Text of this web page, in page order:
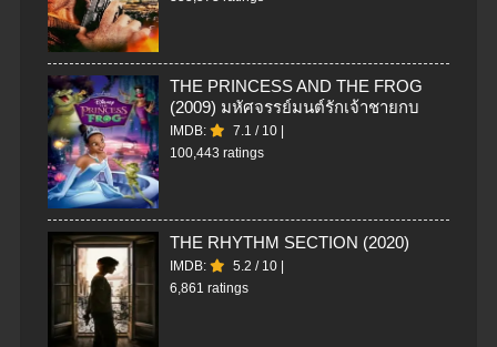
THE PRINCESS AND THE FROG
(2009) มหัศจรรย์มนต์รักเจ้าชายกบ
IMDB: 7.1 / 10
100,443 ratings
THE RHYTHM SECTION (2020)
IMDB: 5.2 / 10
6,861 ratings